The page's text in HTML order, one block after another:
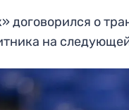
договорился о
на